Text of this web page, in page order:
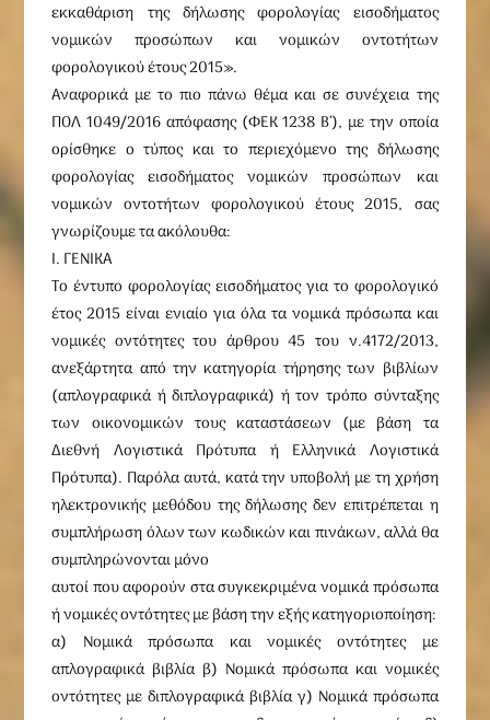
εκκαθάριση της δήλωσης φορολογίας εισοδήματος
νομικών προσώπων και νομικών οντοτήτων
φορολογικού έτους 2015».
Αναφορικά με το πιο πάνω θέμα και σε συνέχεια της
ΠΟΛ 1049/2016 απόφασης (ΦΕΚ 1238 Β’), με την οποία
ορίσθηκε ο τύπος και το περιεχόμενο της δήλωσης
φορολογίας εισοδήματος νομικών προσώπων και
νομικών οντοτήτων φορολογικού έτους 2015, σας
γνωρίζουμε τα ακόλουθα:
Ι. ΓΕΝΙΚΑ
Το έντυπο φορολογίας εισοδήματος για το φορολογικό
έτος 2015 είναι ενιαίο για όλα τα νομικά πρόσωπα και
νομικές οντότητες του άρθρου 45 του ν.4172/2013,
ανεξάρτητα από την κατηγορία τήρησης των βιβλίων
(απλογραφικά ή διπλογραφικά) ή τον τρόπο σύνταξης
των οικονομικών τους καταστάσεων (με βάση τα
Διεθνή Λογιστικά Πρότυπα ή Ελληνικά Λογιστικά
Πρότυπα). Παρόλα αυτά, κατά την υποβολή με τη χρήση
ηλεκτρονικής μεθόδου της δήλωσης δεν επιτρέπεται η
συμπλήρωση όλων των κωδικών και πινάκων, αλλά θα
συμπληρώνονται μόνο
αυτοί που αφορούν στα συγκεκριμένα νομικά πρόσωπα
ή νομικές οντότητες με βάση την εξής κατηγοριοποίηση:
α) Νομικά πρόσωπα και νομικές οντότητες με
απλογραφικά βιβλία β) Νομικά πρόσωπα και νομικές
οντότητες με διπλογραφικά βιβλία γ) Νομικά πρόσωπα